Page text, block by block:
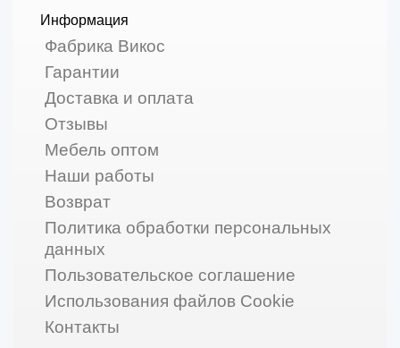
Информация
Фабрика Викос
Гарантии
Доставка и оплата
Отзывы
Мебель оптом
Наши работы
Возврат
Политика обработки персональных
данных
Пользовательское соглашение
Использования файлов Cookie
Контакты